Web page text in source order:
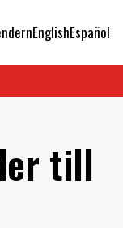
EnglishEspañol
till